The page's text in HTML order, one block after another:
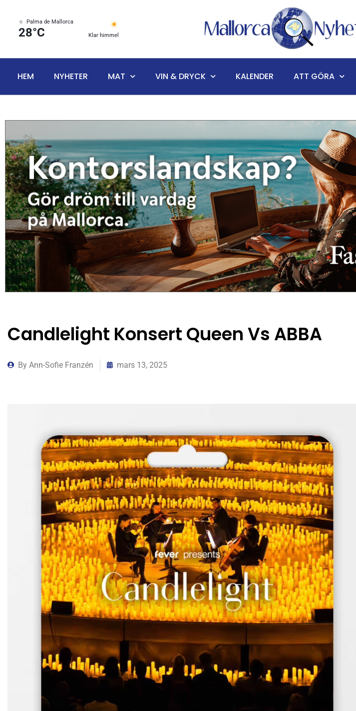
Palma de Mallorca
28°C Klar himmel
HEM NYHETER MAT VIN & DRYCK KALENDER ATT GÖRA
Candlelight Konsert Queen Vs ABBA
By Ann-Sofie Franzén mars 13, 2025